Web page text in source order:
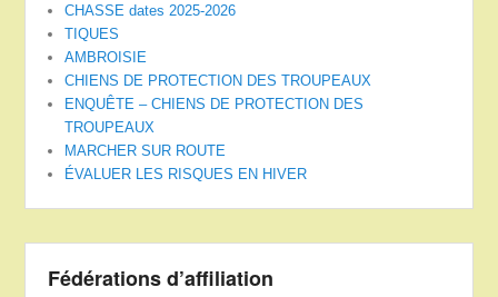
CHASSE dates 2025-2026
TIQUES
AMBROISIE
CHIENS DE PROTECTION DES TROUPEAUX
ENQUÊTE – CHIENS DE PROTECTION DES
TROUPEAUX
MARCHER SUR ROUTE
ÉVALUER LES RISQUES EN HIVER
Fédérations d’affiliation